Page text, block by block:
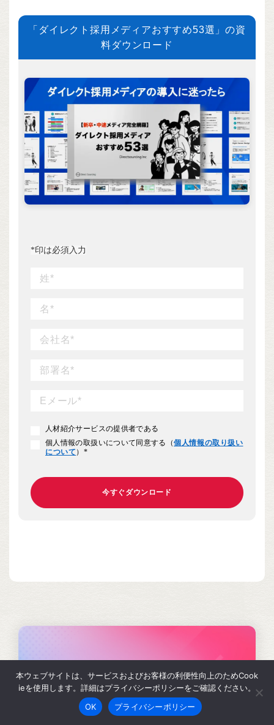
「ダイレクト採用メディアおすすめ53選」の資
料ダウンロード
*印は必須入力
人材紹介サービスの提供者である
個人情報の取扱いについて同意する（個人情報の取り扱い
について ） *
本ウェブサイトは、サービスおよびお客様の利便性向上のためCook
ieを使用します。詳細はプライバシーポリシーをご確認ください。
OK
プライバシーポリシー